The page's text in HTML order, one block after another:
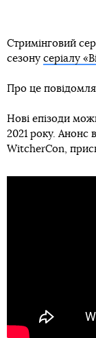
Стримінговий
сезону серіалу
Про це
Нові епізоди
2021 року. Анонс
WitcherCon,